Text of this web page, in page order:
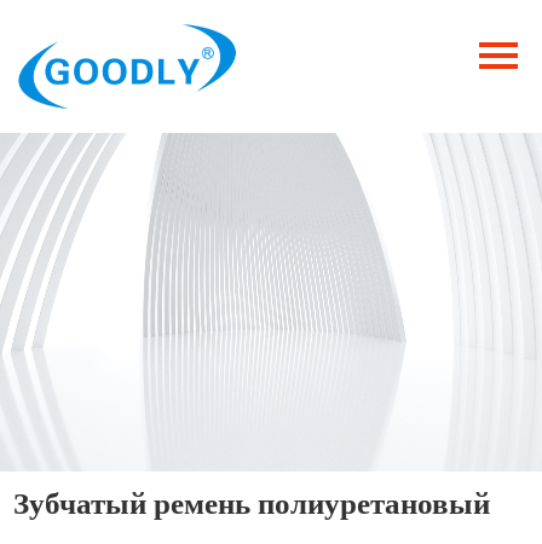
Продукция
ОТРАСЛИ
Категория
Новости
Контакты
Зубчатый ремень полиуретановый